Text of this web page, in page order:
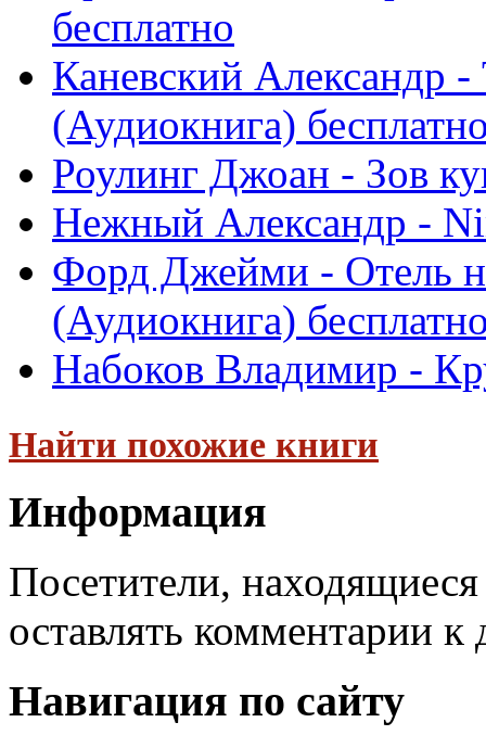
бесплатно
Каневский Александр -
(Аудиокнига)
Роулинг Джоан - Зов
Нежный Александр -
Форд Джейми - Отель
(Аудиокнига)
Набоков Владимир -
Найти похожие книги
Информация
Посетители,
оставлять комментарии к
Навигация по сайту